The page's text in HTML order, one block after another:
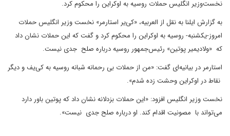
نخست‌وزیر انگلیس حملات روسیه به اوکراین را محکوم کرد.
به گزارش ایلنا به نقل از العربیه، «کی‌یر استارمر» نخست وزیر انگلیس حملات
امروز-یکشنبه- روسیه به اوکراین را محکوم کرد و گفت که این حملات نشان داد
که «ولادیمیر پوتین» رئیس‌جمهور روسیه درباره صلح جدی نیست.
استارمر در بیانیه‌ای گفت: «من از حملات بی رحمانه شبانه روسیه به کی‌یف و دیگر
نقاط در اوکراین وحشت زده شدم».
نخست وزیر انگلیس افزود: «این حملات بزدلانه نشان داد که پوتین باور دارد
می‌تواند با مصونیت اقدام کند. او درباره صلح جدی نیست».